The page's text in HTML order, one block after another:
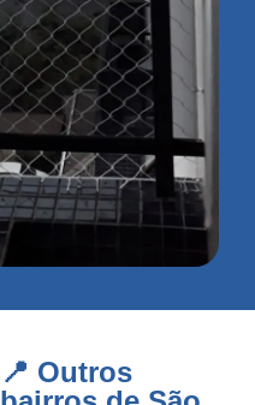
📍 Outros